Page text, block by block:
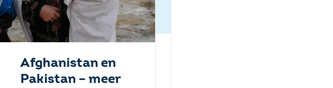
Afghanistan en
Pakistan – meer